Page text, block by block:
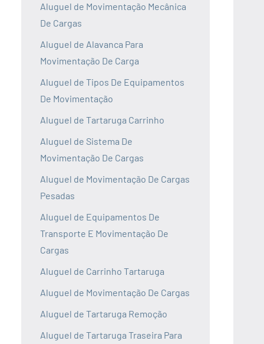
Aluguel de Movimentação Mecânica
De Cargas
Aluguel de Alavanca Para
Movimentação De Carga
Aluguel de Tipos De Equipamentos
De Movimentação
Aluguel de Tartaruga Carrinho
Aluguel de Sistema De
Movimentação De Cargas
Aluguel de Movimentação De Cargas
Pesadas
Aluguel de Equipamentos De
Transporte E Movimentação De
Cargas
Aluguel de Carrinho Tartaruga
Aluguel de Movimentação De Cargas
Aluguel de Tartaruga Remoção
Aluguel de Tartaruga Traseira Para